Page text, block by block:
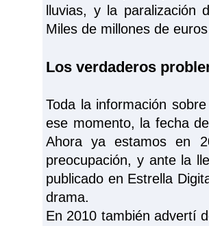
lluvias, y la paralización
Miles de millones de
Los verdaderos
Toda la información
ese momento, la fecha
Ahora ya estamos en
preocupación, y ante la
publicado en Estrella
drama.
En 2010 también advertí